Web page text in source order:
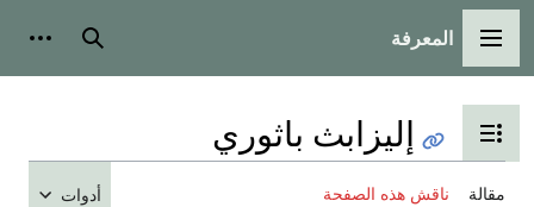
القائمة الرئيسية
المعرفة بحث
تبديل عرض جدول المحتويات
إليزابث باثوري
مقالة ناقش هذه الصفحة أدوات